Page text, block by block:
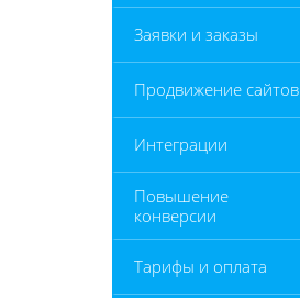
Заявки и заказы
Продвижение сайтов
Интеграции
Повышение
конверсии
Тарифы и оплата